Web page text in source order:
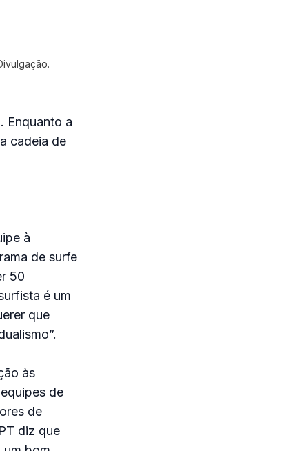
Enquanto a
cadeia de
à
de surfe
50
é um
que
às
de
de
diz que